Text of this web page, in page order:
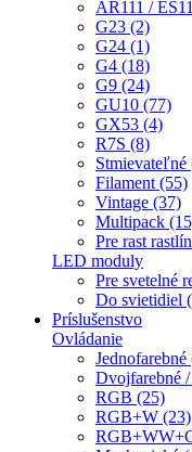
AR111 /
G23 (2)
G24 (1)
G4 (18)
G9 (24)
GU10 (77)
GX53 (4)
R7S (8)
Stmievateľné
Filament (55)
Vintage (37)
Multipack
Pre rast
LED moduly
Pre svetelné
Do svietidiel
Príslušenstvo
Ovládanie
Jednofarebné
Dvojfarebné
RGB (25)
RGB+W (23)